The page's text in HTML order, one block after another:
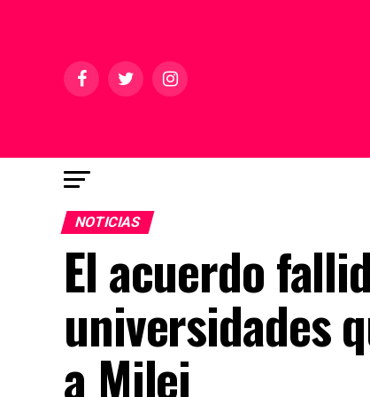
NOTICIAS
El acuerdo
universidades
a Milei